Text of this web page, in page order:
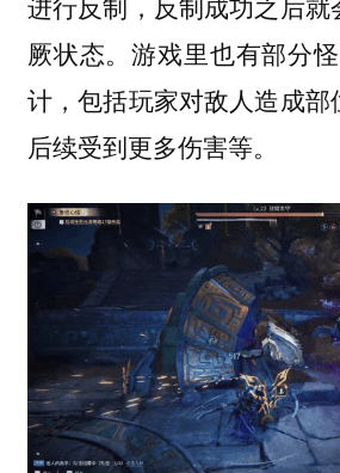
厥状态。游戏里也有部分
计，包括玩家对敌人造成部
后续受到更多伤害等。